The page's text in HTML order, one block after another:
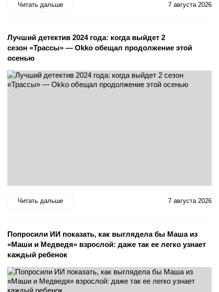
Читать дальше 7 августа 2026
Лучший детектив 2024 года: когда выйдет 2
сезон «Трассы» — Okko обещал продолжение этой
осенью
Читать дальше 7 августа 2026
Попросили ИИ показать, как выглядела бы Маша из
«Маши и Медведя» взрослой: даже так ее легко узнает
каждый ребенок